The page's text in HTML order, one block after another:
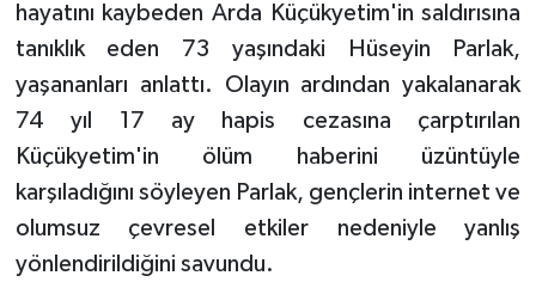
hayatını kaybeden Arda Küçükyetim'in saldırısına
tanıklık eden 73 yaşındaki Hüseyin Parlak,
yaşananları anlattı. Olayın ardından yakalanarak
74 yıl 17 ay hapis cezasına çarptırılan
Küçükyetim'in ölüm haberini üzüntüyle
karşıladığını söyleyen Parlak, gençlerin internet ve
olumsuz çevresel etkiler nedeniyle yanlış
yönlendirildiğini savundu.